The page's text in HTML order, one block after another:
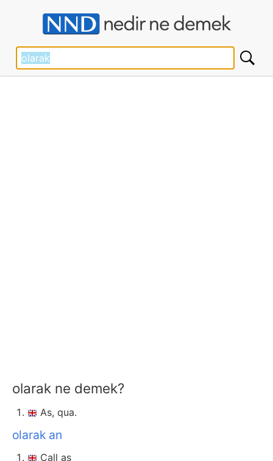
olarak ne demek?
As, qua.
olarak an
Call as